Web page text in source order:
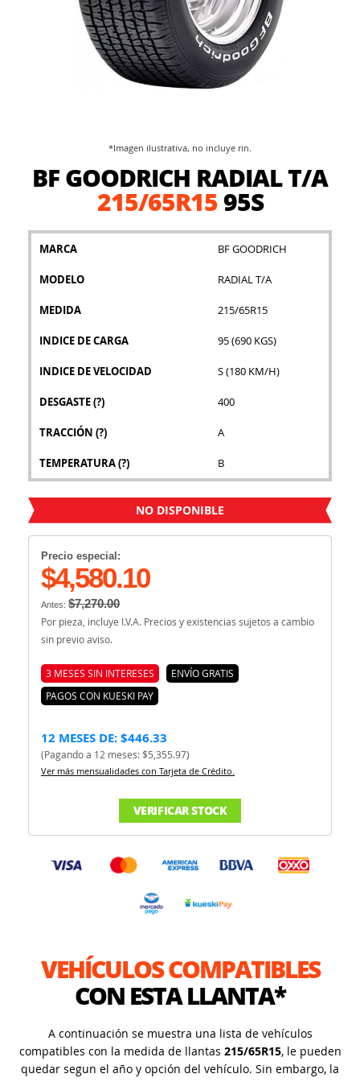
BF GOODRICH RADIAL T/A
215/65R1595S
MARCA BF GOODRICH
MODELO RADIAL T/A
MEDIDA 215/65R15
INDICE DE CARGA 95 (690 KGS)
INDICE DE VELOCIDAD S (180 KM/H)
DESGASTE(?) 400
TRACCIÓN (?) A
TEMPERATURA(?) B
NO DISPONIBLE
Precio especial:
$4,580.10
Antes: $7,270.00
Por pieza, incluye I.V.A. Precios y existencias sujetos a cambio
sin previo aviso.
3 MESES SIN INTERESES
ENVÍO GRATIS
PAGOS CON KUESKI PAY
12 MESES DE: $446.33
(Pagando a 12 meses: $5,355.97)
Ver más mensualidades con Tarjeta de Crédito.
VERIFICAR STOCK
*Imagen ilustrativa, no incluye rin.
galería
imágenes
VEHÍCULOS COMPATIBLES
CON ESTA LLANTA*
A continuación se muestra una lista de vehículos
compatibles con la medida de llantas 215/65R15, le pueden
quedar segun el año y opción del vehículo. Sin embargo, la